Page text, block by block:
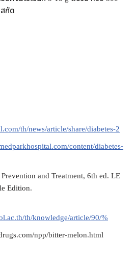
กัด
th/news/article/share/diabetes-2
content/diabetes-
and Treatment, 6th ed. LE
Edition.
th/knowledge/article/90/%
npp/bitter-melon.html